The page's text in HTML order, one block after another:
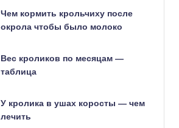
Чем кормить крольчиху после
окрола чтобы было молоко
Вес кроликов по месяцам —
таблица
У кролика в ушах коросты — чем
лечить